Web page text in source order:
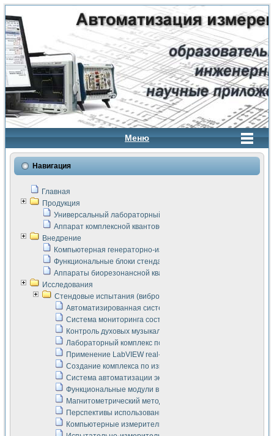
Меню
Навигация
Главная
Продукция
Универсальный лабораторный стенд "Сигнал-USB"
Аппарат комплексной квантовой терапии Интроскан
Внедрение
Компьютерная генераторно-измерительная система
Функциональные блоки стенда "Сигнал-USB"
Аппараты биорезонансной квантовой терапии серии СКАН
Исследования
Стендовые испытания (виброакустика, тензометрия и т.п.)
Автоматизированная система измерения параметров
Система мониторинга состояния тяговых
Контроль духовых музыкальных инструментов
Лабораторный комплекс по исследованию элементной
Применение LabVIEW real-time module для
Создание комплекса по измерению скорости подвижного
Система автоматизации экспериментальных
Функциональные модули в стандарте Nl SCXI для
Магнитометрический метод в дефектоскопии сварных
Перспективы использования машинного зрения в
Компьютерные измерительные системы для